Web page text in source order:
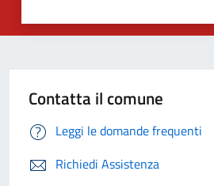
Contatta il comune
Leggi le domande frequenti
Richiedi Assistenza